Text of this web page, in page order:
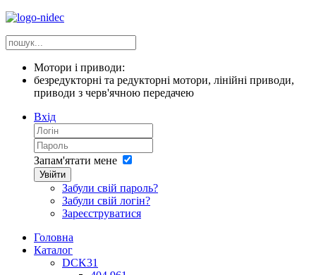
Мотори і приводи:
безредукторні та редукторні мотори, лінійні приводи,
приводи з черв'ячною передачею
Вхід
Запам'ятати мене
Увійти
Забули свій пароль?
Забули свій логін?
Зареєструватися
Головна
Каталог
DCK31